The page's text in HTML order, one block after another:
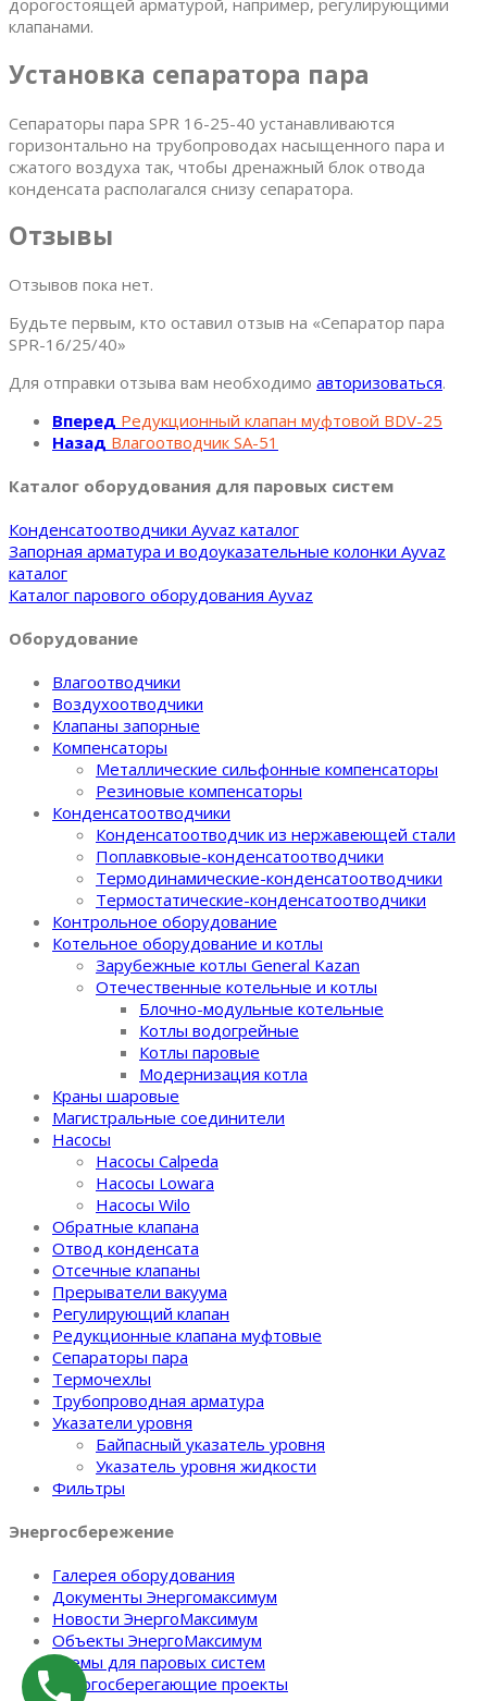
дорогостоящей арматурой, например, регулирующими
клапанами.
Установка сепаратора пара
Сепараторы пара SPR 16-25-40 устанавливаются
горизонтально на трубопроводах насыщенного пара и
сжатого воздуха так, чтобы дренажный блок отвода
конденсата располагался снизу сепаратора.
Отзывы
Отзывов пока нет.
Будьте первым, кто оставил отзыв на «Сепаратор пара
SPR-16/25/40»
Для отправки отзыва вам необходимо авторизоваться.
Вперед Редукционный клапан муфтовой BDV-25
Назад Влагоотводчик SA-51
Каталог оборудования для паровых систем
Конденсатоотводчики Ayvaz каталог
Запорная арматура и водоуказательные колонки Ayvaz
каталог
Каталог парового оборудования Ayvaz
Оборудование
Влагоотводчики
Воздухоотводчики
Клапаны запорные
Компенсаторы
Металлические сильфонные компенсаторы
Резиновые компенсаторы
Конденсатоотводчики
Конденсатоотводчик из нержавеющей стали
Поплавковые-конденсатоотводчики
Термодинамические-конденсатоотводчики
Термостатические-конденсатоотводчики
Контрольное оборудование
Котельное оборудование и котлы
Зарубежные котлы General Kazan
Отечественные котельные и котлы
Блочно-модульные котельные
Котлы водогрейные
Котлы паровые
Модернизация котла
Краны шаровые
Магистральные соединители
Насосы
Насосы Calpeda
Насосы Lowara
Насосы Wilo
Обратные клапана
Отвод конденсата
Отсечные клапаны
Прерыватели вакуума
Регулирующий клапан
Редукционные клапана муфтовые
Сепараторы пара
Термочехлы
Трубопроводная арматура
Указатели уровня
Байпасный указатель уровня
Указатель уровня жидкости
Фильтры
Энергосбережение
Галерея оборудования
Документы Энергомаксимум
Новости ЭнергоМаксимум
Объекты ЭнергоМаксимум
Схемы для паровых систем
Энергосберегающие проекты